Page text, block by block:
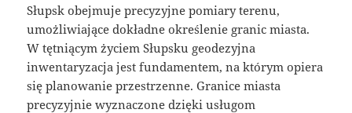
Słupsk obejmuje precyzyjne pomiary terenu,
umożliwiające dokładne określenie granic miasta.
W tętniącym życiem Słupsku geodezyjna
inwentaryzacja jest fundamentem, na którym opiera
się planowanie przestrzenne. Granice miasta
precyzyjnie wyznaczone dzięki usługom